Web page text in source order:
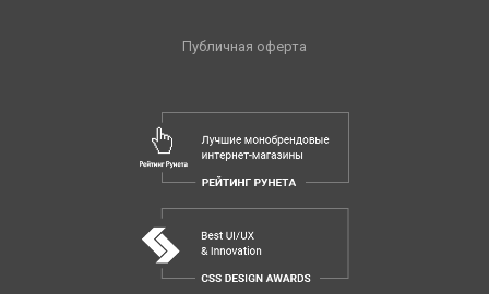
Публичная оферта